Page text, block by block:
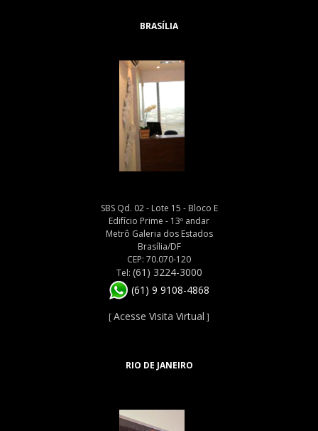
BRASÍLIA
SBS Qd. 02 - Lote 15 - Bloco E
Edifício Prime - 13º andar
Metrô Galeria dos Estados
Brasília/DF
CEP: 70.070-120
Tel: (61) 3224-3000
(61) 9 9108-4868
[Acesse Visita Virtual ]
RIO DE JANEIRO